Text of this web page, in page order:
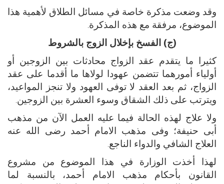
وقد وضعت مذكرة خاصة في مسائل الطلاق لأهمية هذا
الموضوع، مرفقة مع هذه المذكرة.
(ج) الفسخ بإخلال الزوج بالشروط
كثيرا ما يتقدم عقد الزواج محادثات بين الزوجين أو
أولياء أمورهما تتضمن عهودا لولاها ما أقدما على عقد
الزواج، ثم بعد العقد لا توفى العهود ولا تنجز المواعيد،
ويترتب على ذلك الشقاق وسوء العشرة بين الزوجين.
ولا علاج لهذه الحالة فيما عليه العمل الآن من مذهب
أبى حنيفة؛ وفى مذهب الامام أحمد رضى الله عنه
العلاج الشافي والدواء الناجع.
لهذا أخذت الوزارة في هذا الموضوع من مشروع
القانون بأحكام مذهب الامام أحمد، بالنسبة لما